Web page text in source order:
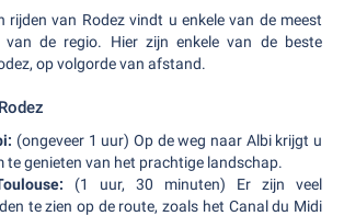
rijden van Rodez vindt u enkele van de meest
van de regio. Hier zijn enkele van de beste
op volgorde van afstand.
(ongeveer 1 uur) Op de weg naar Albi krijgt u
te genieten van het prachtige landschap.
(1 uur, 30 minuten) Er zijn veel
te zien op de route, zoals het Canal du Midi